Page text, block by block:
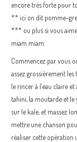
encore très forte pour
**ici on dit pomme-
*** ou plus si vous
miam miam.
Commencez par vous
assez grossièrement
le rincer à l’eau claire
tahini, la moutarde et
sur le kale, et massez
mettre une chanson
réaliser cette opération